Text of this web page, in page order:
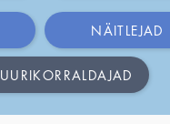
NÄITLEJAD